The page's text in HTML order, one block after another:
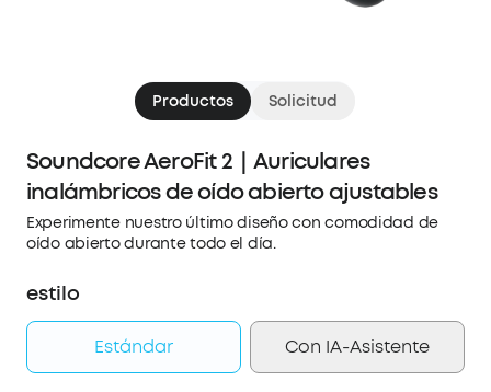
Productos Solicitud
Soundcore AeroFit 2｜Auriculares
inalámbricos de oído abierto ajustables
Experimente nuestro último diseño con comodidad de
oído abierto durante todo el día.
estilo
Estándar Con IA-Asistente